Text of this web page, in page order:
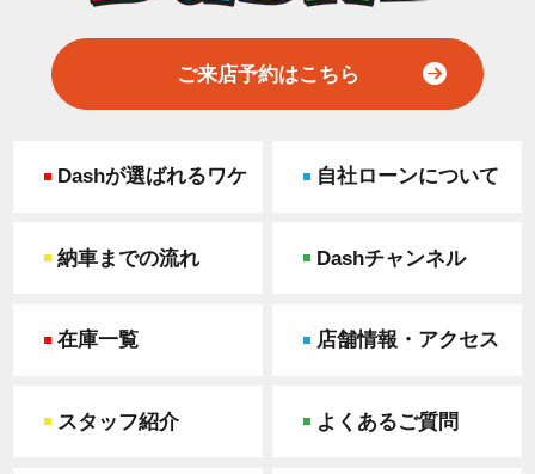
ご来店予約はこちら
Dashが選ばれるワケ 自社ローンについて
納車までの流れ Dashチャンネル
在庫一覧 店舗情報・アクセス
スタッフ紹介 よくあるご質問